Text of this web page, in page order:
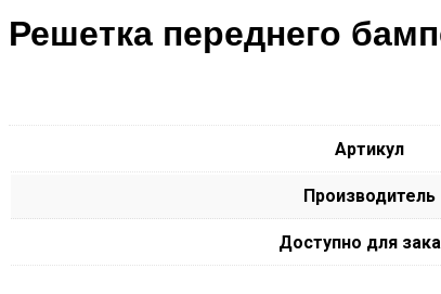
Решетка переднего
Артикул
Производитель
Доступно для